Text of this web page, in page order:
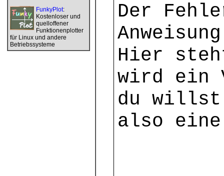
FunkyPlot:
Kostenloser und
quelloffener
Funktionenplotter
für Linux und andere
Betriebssysteme
Der
Hier
wird ein
du willst
also eine